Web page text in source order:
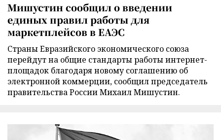
Мишустин сообщил о введении
единых правил работы для
маркетплейсов в ЕАЭС
Страны Евразийского экономического союза
перейдут на общие стандарты работы интернет-
площадок благодаря новому соглашению об
электронной коммерции, сообщил председатель
правительства России Михаил Мишустин.